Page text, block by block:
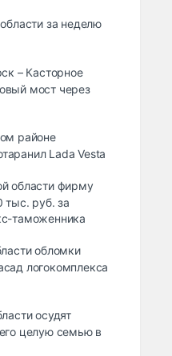
за неделю
– Касторное
мост через
районе
Lada Vesta
области фирму
тыс. руб. за
таможенника
обломки
логокомплекса
осудят
целую семью в